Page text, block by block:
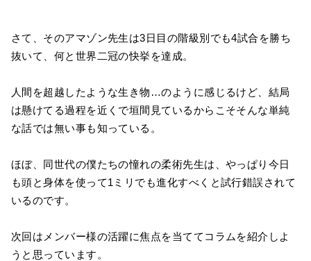
さて、そのアマゾン先生は3日目の階級別でも4試合を勝ち
抜いて、何と世界二冠の快挙を達成。
人間を超越したような生き物…のように感じるけど、結局
は懸けてる過程を近くで垣間見ているからこそそんな単純
な話では無い事も知っている。
ほぼ、同世代の僕たちの憧れの柔術先生は、やっぱり今日
も頭と身体を使って1ミリでも進化すべくと試行錯誤されて
いるのです。
次回はメンバー様の活躍に焦点を当ててコラムを紹介しよ
うと思っています。